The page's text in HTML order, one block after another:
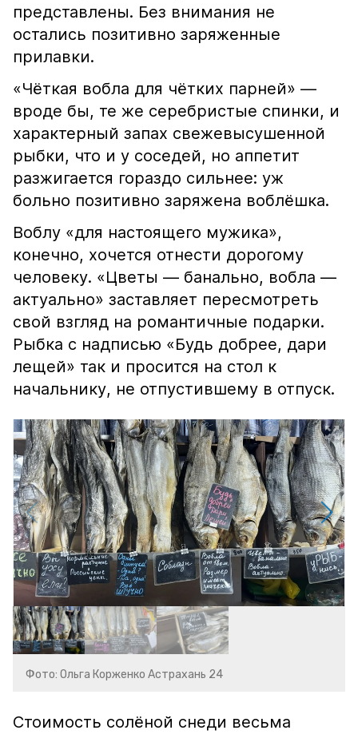
представлены. Без внимания не
остались позитивно заряженные
прилавки.
«Чёткая вобла для чётких парней» —
вроде бы, те же серебристые спинки, и
характерный запах свежевысушенной
рыбки, что и у соседей, но аппетит
разжигается гораздо сильнее: уж
больно позитивно заряжена воблёшка.
Воблу «для настоящего мужика»,
конечно, хочется отнести дорогому
человеку. «Цветы — банально, вобла —
актуально» заставляет пересмотреть
свой взгляд на романтичные подарки.
Рыбка с надписью «Будь добрее, дари
лещей» так и просится на стол к
начальнику, не отпустившему в отпуск.
Фото: Ольга Корженко Астрахань 24
Стоимость солёной снеди весьма